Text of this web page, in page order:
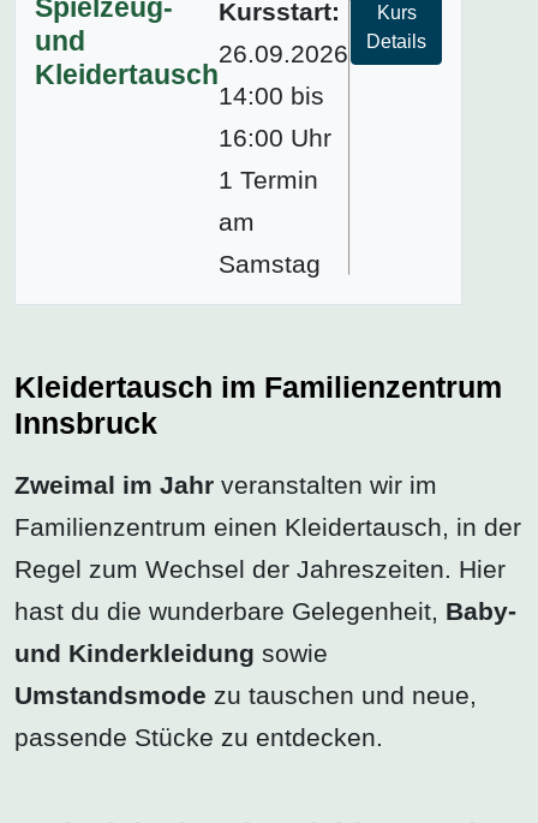
Spielzeug-
und
Kleidertausch
Kursstart:
26.09.2026
14:00 bis
16:00 Uhr
1 Termin
am
Samstag
Kurs
Details
Kleidertausch im Familienzentrum
Innsbruck
Zweimal im Jahr veranstalten wir im
Familienzentrum einen Kleidertausch, in der
Regel zum Wechsel der Jahreszeiten. Hier
hast du die wunderbare Gelegenheit, Baby-
und Kinderkleidung sowie
Umstandsmode zu tauschen und neue,
passende Stücke zu entdecken.